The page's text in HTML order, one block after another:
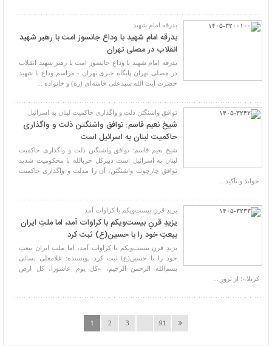
بدرقه امام شهید
بدرقه امام شهید با وداع جانسوز امت با رهبر شهید
انقلاب در مصلی تهران
بدرقه امام شهید با وداع جانسوز امت با رهبر شهید انقلاب
در مصلی تهران پایگاه خبری تهران - مراسم وداع با شهید
حضرت آیت الله سیدعلی خامنه‌ای (ره) و خانواده ...
توافق واشنگتن ذلت و واگذاری حاکمیت لبنان به اسرائیل
شیخ نعیم قاسم: توافق واشنگتن ذلت و واگذاری
حاکمیت لبنان به اسرائیل است
شیخ نعیم قاسم: توافق واشنگتن ذلت و واگذاری حاکمیت
لبنان به اسرائیل است دبیرکل حزبالله با محکومیت شدید
توافق چارچوب واشنگتن، آن را مذلت و واگذاری حاکمیت
خواند و تأکید ...
یزیدِ قرنِ بیست‌ویکم با کراوات آمد
یزیدِ قرنِ بیست‌ویکم با کراوات آمد، اما ملتِ ایران
بیعتِ خود را با حسین(ع) ثبت کرد
یزیدِ قرنِ بیست‌ویکم با کراوات آمد، اما ملتِ ایران بیعتِ
خود را با حسین(ع) ثبت کرد نویسنده: غلامعلی نسائی
بسم‌الله الرحمن الرحیم، «کل یوم عاشورا، کل ارض
کربلا»؛ از ترورِ ...
1 2 3 91
اعتراف رسانه‌های خارجی به شکست ترامپ حاصل مجاهدت رسانه‌های انقلابی در مقابله با
دروغ پراکنی‌های دشمنان است